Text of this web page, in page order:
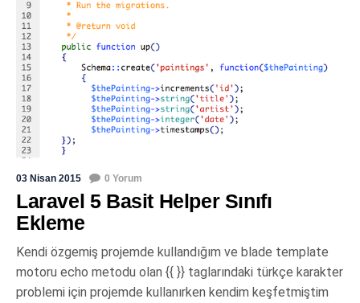
03 Nisan 2015 0 Yorum
Laravel 5 Basit Helper Sınıfı
Ekleme
Kendi özgemiş projemde kullandığım ve blade template
motoru echo metodu olan {{ }} taglarındaki türkçe karakter
problemi için projemde kullanırken kendim keşfetmiştim